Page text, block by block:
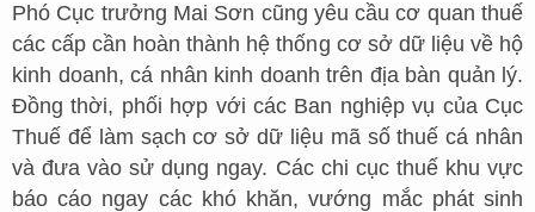
Phó Cục trưởng Mai Sơn cũng yêu cầu cơ quan thuế
các cấp cần hoàn thành hệ thống cơ sở dữ liệu về hộ
kinh doanh, cá nhân kinh doanh trên địa bàn quản lý.
Đồng thời, phối hợp với các Ban nghiệp vụ của Cục
Thuế để làm sạch cơ sở dữ liệu mã số thuế cá nhân
và đưa vào sử dụng ngay. Các chi cục thuế khu vực
báo cáo ngay các khó khăn, vướng mắc phát sinh